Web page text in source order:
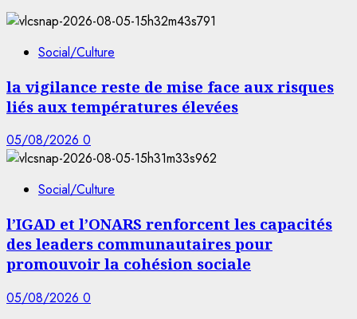
Social/Culture
la vigilance reste de mise face aux risques
liés aux températures élevées
05/08/2026 0
Social/Culture
l’IGAD et l’ONARS renforcent les capacités
des leaders communautaires pour
promouvoir la cohésion sociale
05/08/2026 0